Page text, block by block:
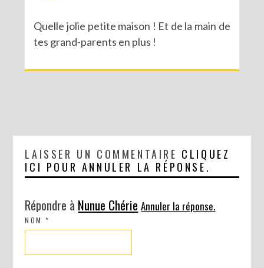
Quelle jolie petite maison ! Et de la main de
tes grand-parents en plus !
LAISSER UN COMMENTAIRE CLIQUEZ
ICI POUR ANNULER LA RÉPONSE.
Répondre à Nunue Chérie Annuler la réponse.
NOM*